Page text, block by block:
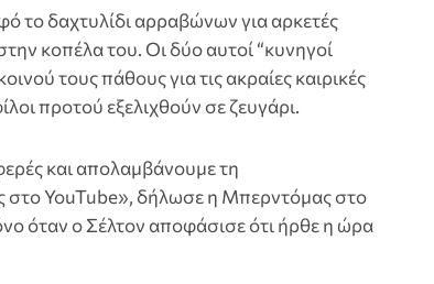
το δαχτυλίδι αρραβώνων για αρκετές
κοπέλα του. Οι δύο αυτοί “κυνηγοί
τους πάθους για τις ακραίες καιρικές
προτού εξελιχθούν σε ζευγάρι.
και απολαμβάνουμε τη
στο YouTube», δήλωσε η Μπερντόμας στο
όταν ο Σέλτον αποφάσισε ότι ήρθε η ώρα